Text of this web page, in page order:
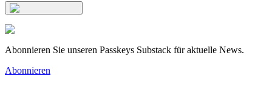
Abonnieren Sie unseren Passkeys Substack für aktuelle News.
Abonnieren